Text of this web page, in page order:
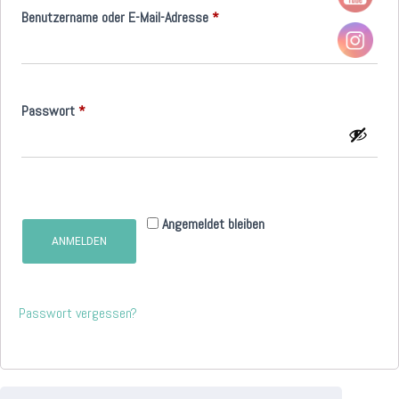
Benutzername oder E-Mail-Adresse*Erforderlich
Passwort*Erforderlich
Angemeldet bleiben
ANMELDEN
Passwort vergessen?